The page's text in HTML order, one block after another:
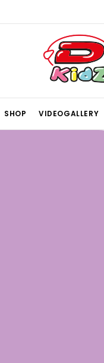
SHOP VIDEOGALLERY